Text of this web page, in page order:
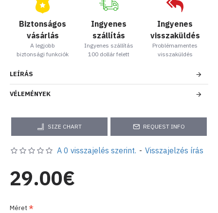
Biztonságos
vásárlás
A legjobb
biztonsági funkciók
Ingyenes
szállítás
Ingyenes szállítás
100 dollár felett
Ingyenes
visszaküldés
Problémamentes
visszaküldés
LEÍRÁS
VÉLEMÉNYEK
SIZE CHART REQUEST INFO
A 0 visszajelés szerint. - Visszajelzés írás
29.00€
Méret